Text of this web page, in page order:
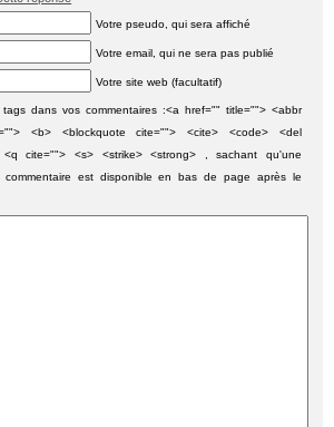
Votre pseudo, qui sera affiché
Votre email, qui ne sera pas publié
Votre site web (facultatif)
dans vos commentaires :<a href="" title=""> <abbr
<b> <blockquote cite=""> <cite> <code> <del
<q cite=""> <s> <strike> <strong> , sachant qu'une
commentaire est disponible en bas de page après le